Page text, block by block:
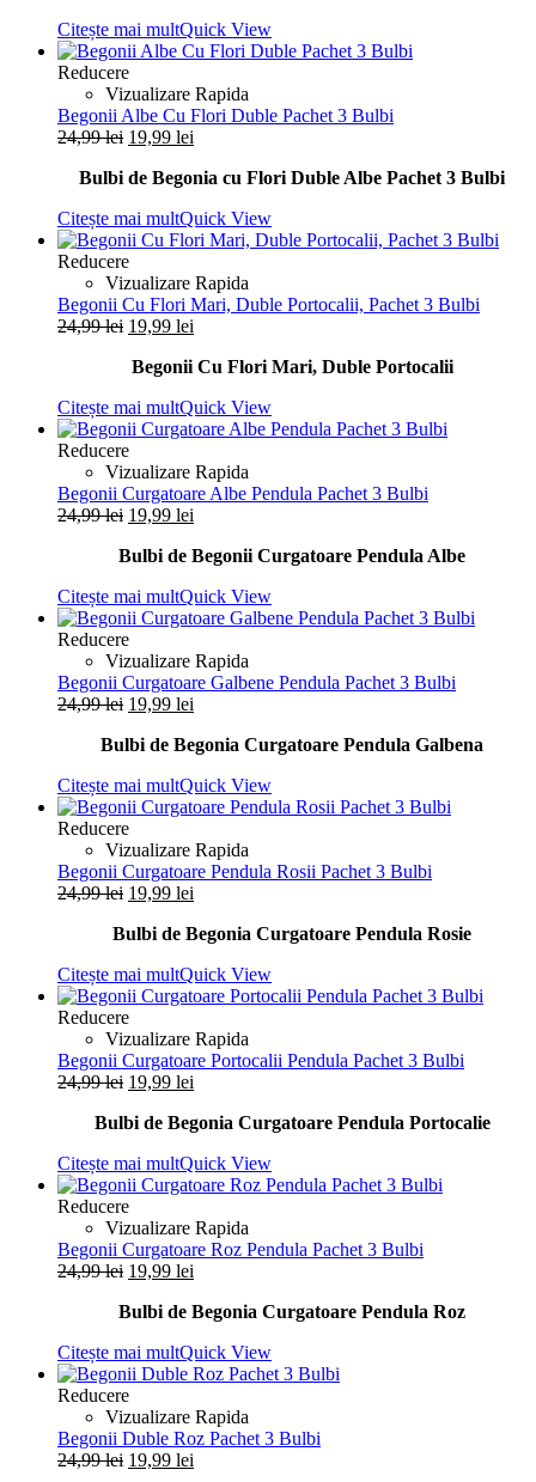
Citește mai multQuick View
Reducere
Vizualizare Rapida
Begonii Albe Cu Flori Duble Pachet 3 Bulbi
24,99lei Prețul
a
24,99 lei.
19,99 lei
este:
Bulbi de Begonia cu Flori Duble Albe Pachet 3 Bulbi
Citește mai multQuick View
Reducere
Vizualizare Rapida
Begonii Cu Flori Mari, Duble Portocalii, Pachet 3 Bulbi
24,99lei Prețul
a
24,99 lei.
19,99 lei
este:
Begonii Cu Flori Mari, Duble Portocalii
Citește mai multQuick View
Reducere
Vizualizare Rapida
Begonii Curgatoare Albe Pendula Pachet 3 Bulbi
24,99lei Prețul
a
24,99 lei.
19,99 lei
este:
Bulbi de Begonii Curgatoare Pendula Albe
Citește mai multQuick View
Reducere
Vizualizare Rapida
Begonii Curgatoare Galbene Pendula Pachet 3 Bulbi
24,99lei Prețul
a
24,99 lei.
19,99 lei
este:
Bulbi de Begonia Curgatoare Pendula Galbena
Citește mai multQuick View
Reducere
Vizualizare Rapida
Begonii Curgatoare Pendula Rosii Pachet 3 Bulbi
24,99lei Prețul
a
24,99 lei.
19,99 lei
este:
Bulbi de Begonia Curgatoare Pendula Rosie
Citește mai multQuick View
Reducere
Vizualizare Rapida
Begonii Curgatoare Portocalii Pendula Pachet 3 Bulbi
24,99lei Prețul
a
24,99 lei.
19,99 lei
este:
Bulbi de Begonia Curgatoare Pendula Portocalie
Citește mai multQuick View
Reducere
Vizualizare Rapida
Begonii Curgatoare Roz Pendula Pachet 3 Bulbi
24,99lei Prețul
a
24,99 lei.
19,99 lei
este:
Bulbi de Begonia Curgatoare Pendula Roz
Citește mai multQuick View
Reducere
Vizualizare Rapida
Begonii Duble Roz Pachet 3 Bulbi
24,99lei Prețul
19,99 lei